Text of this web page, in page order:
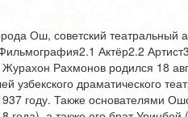
Ош, советский театральный
Актёр2.2
Рахмонов родился 18
драматического
году. Также основателями